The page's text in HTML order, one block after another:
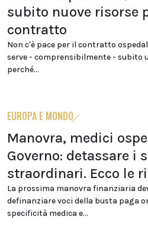
subito nuove risorse
contratto
Non c'è pace per il contratto
serve - comprensibilmente - subito
perché...
EUROPA E MONDO
Manovra, medici
Governo: detassare i
straordinari. Ecco le
La prossima manovra finanziaria
definanziare voci della busta paga
specificità medica e...